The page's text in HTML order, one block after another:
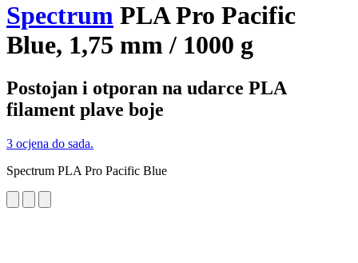
Spectrum PLA Pro Pacific
Blue, 1,75 mm / 1000 g
Postojan i otporan na udarce PLA
filament plave boje
3 ocjena do sada.
Spectrum PLA Pro Pacific Blue